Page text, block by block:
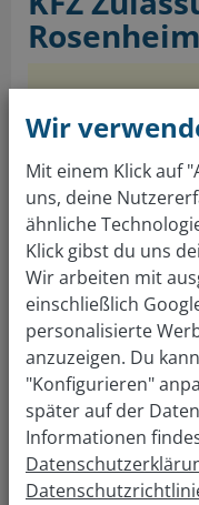
Führerscheinstelle
83022 Rosenheim
Tel.:
(08031) 392-5341
Fax: (08031) 392-9083
Mail:poststelle@lra-
Wir
Mit einem Klick auf
uns, deine
ähnliche
Klick gibst du uns
Wir arbeiten mit
einschließlich
personalisierte
anzuzeigen. Du
"Konfigurieren"
später auf der
Informationen